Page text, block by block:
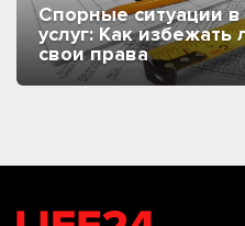
Спорные ситуации
услуг: Как
свои права